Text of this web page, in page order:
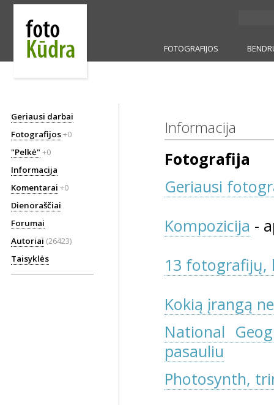
FOTOGRAFIJOS
Geriausi darbai
Fotografijos+0
"Pelkė" +0
Informacija
Komentarai +0
Dienoraščiai
Forumai
Autoriai (26423)
Taisyklės
Informacija
Fotografija
Geriausi
Kompozicija -
13 fotografijų,
Kokią įrangą
National
pasauliu
Photosynth,